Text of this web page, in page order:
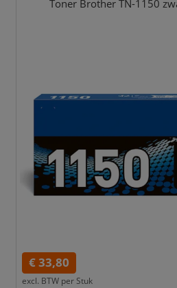
Toner Brother TN-1150
€ 33,80
excl. BTW per Stuk